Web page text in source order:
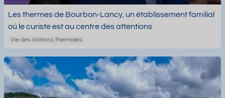
Les thermes de Bourbon-Lancy, un établissement familial
où le curiste est au centre des attentions
Vie des stations thermales